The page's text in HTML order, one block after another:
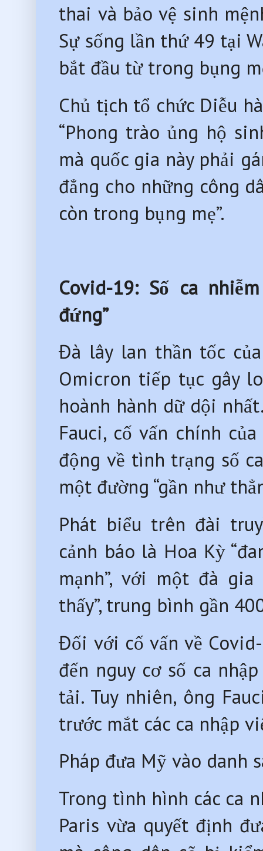
thai và bảo vệ sinh
Sự sống lần thứ 49 tại
bắt đầu từ trong bụng
Chủ tịch tổ chức Diễu
“Phong trào ủng hộ
mà quốc gia này phải
đẳng cho những công
còn trong bụng mẹ”.
Covid-19: Số ca
đứng”
Đà lây lan thần tốc
Omicron tiếp tục gây
hoành hành dữ dội
Fauci, cố vấn chính
động về tình trạng số
một đường “gần như
Phát biểu trên đài
cảnh báo là Hoa Kỳ
mạnh”, với một đà
thấy”, trung bình gần
Đối với cố vấn về
đến nguy cơ số ca
tải. Tuy nhiên, ông
trước mắt các ca nhập
Pháp đưa Mỹ vào danh
Trong tình hình các ca
Paris vừa quyết định